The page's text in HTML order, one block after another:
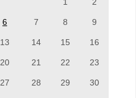
6 7 8 9
13 14 15 16
20 21 22 23
27 28 29 30